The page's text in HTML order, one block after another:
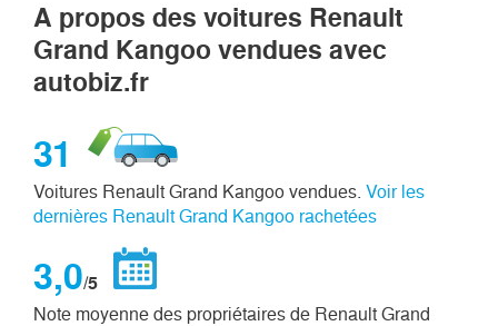
A propos des voitures Renault
Grand Kangoo vendues avec
autobiz.fr
31
Voitures Renault Grand Kangoo vendues. Voir les
dernières Renault Grand Kangoo rachetées
3,0/5
Note moyenne des propriétaires de Renault Grand